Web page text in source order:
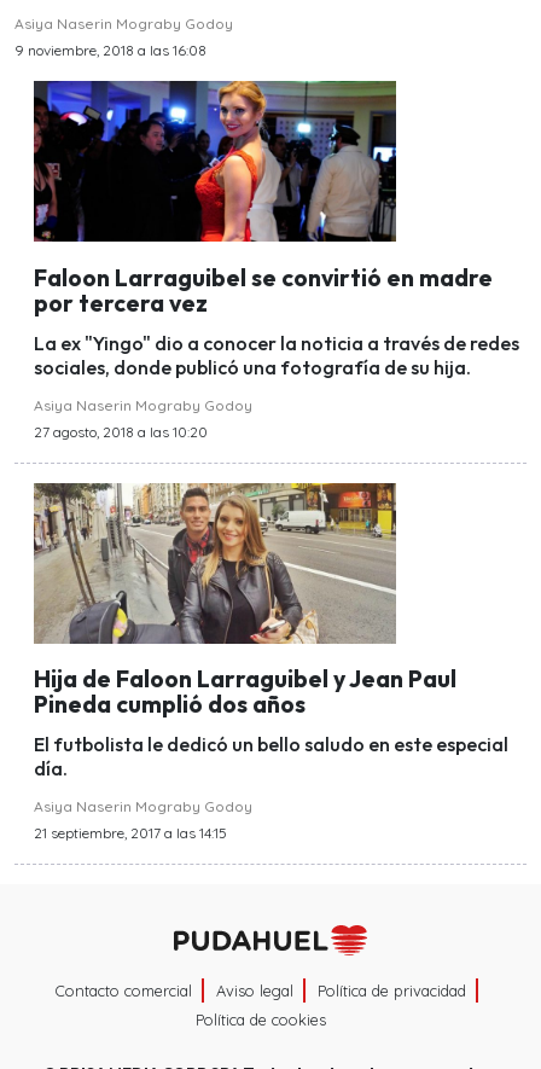
Asiya Naserin Mograby Godoy
9 noviembre, 2018 a las 16:08
Faloon Larraguibel se convirtió en madre
por tercera vez
La ex "Yingo" dio a conocer la noticia a través de redes
sociales, donde publicó una fotografía de su hija.
Asiya Naserin Mograby Godoy
27 agosto, 2018 a las 10:20
Hija de Faloon Larraguibel y Jean Paul
Pineda cumplió dos años
El futbolista le dedicó un bello saludo en este especial
día.
Asiya Naserin Mograby Godoy
21 septiembre, 2017 a las 14:15
Contacto comercial Aviso legal
Política de privacidad
Política de cookies